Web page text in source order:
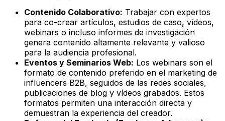
Contenido Colaborativo: Trabajar con expertos
para co-crear artículos, estudios de caso, vídeos,
webinars o incluso informes de investigación
genera contenido altamente relevante y valioso
para la audiencia profesional.
Eventos y Seminarios Web: Los webinars son el
formato de contenido preferido en el marketing de
influencers B2B, seguidos de las redes sociales,
publicaciones de blog y vídeos grabados. Estos
formatos permiten una interacción directa y
demuestran la experiencia del creador.